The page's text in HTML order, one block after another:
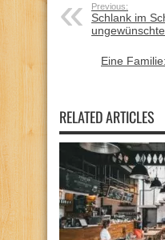
Previous:
Schlank im
Eine
RELATED ARTICLES